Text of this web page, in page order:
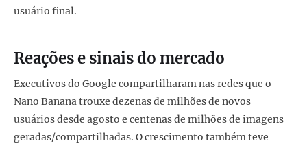
usuário final.
Reações e sinais do mercado
Executivos do Google compartilharam nas redes que o
Nano Banana trouxe dezenas de milhões de novos
usuários desde agosto e centenas de milhões de imagens
geradas/compartilhadas. O crescimento também teve